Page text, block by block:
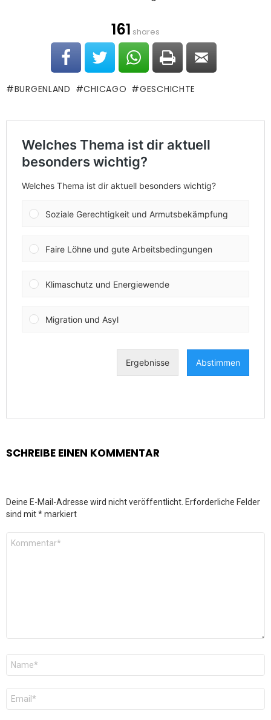
161 shares
BURGENLAND CHICAGO GESCHICHTE
SCHREIBE EINEN KOMMENTAR
Deine E-Mail-Adresse wird nicht veröffentlicht. Erforderliche Felder
sind mit*markiert
Kommentar
Name
E-
Mail
*